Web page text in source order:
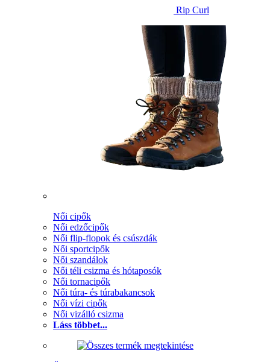
Rip Curl
Női cipők
Női edzőcipők
Női flip-flopok és csúszdák
Női sportcipők
Női szandálok
Női téli csizma és hótaposók
Női tornacipők
Női túra- és túrabakancsok
Női vízi cipők
Női vizálló csizma
Láss többet...